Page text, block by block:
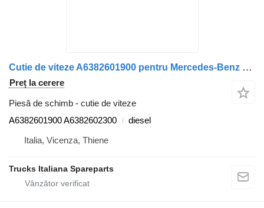
Cutie de viteze A6382601900 pentru Mercedes-Benz Vito-V (W638) 1997>2002
Preț la cerere
Piesă de schimb - cutie de viteze
A6382601900 A6382602300
diesel
Italia, Vicenza, Thiene
Trucks Italiana Spareparts